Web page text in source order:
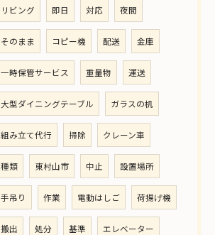
リビング 即日 対応 夜間
そのまま コピー機 配送 金庫
一時保管サービス 重量物 運送
大型ダイニングテーブル ガラスの机
組み立て代行 掃除 クレーン車
種類 東村山市 中止 設置場所
手吊り 作業 電動はしご 荷揚げ機
搬出 処分 基準 エレベーター